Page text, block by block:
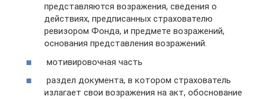
представляются возражения, сведения о
действиях, предписанных страхователю
ревизором Фонда, и предмете возражений,
основания представления возражений.
мотивировочная часть
раздел документа, в котором страхователь
излагает свои возражения на акт, обоснование